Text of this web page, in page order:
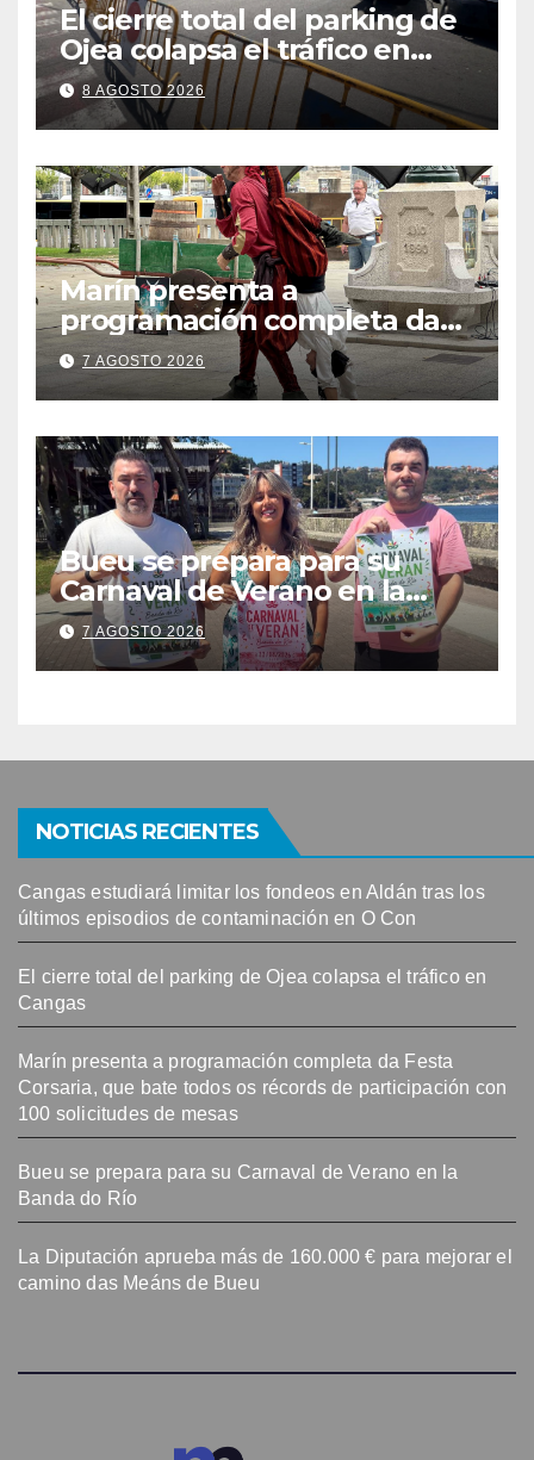
El cierre total del parking de
Ojea colapsa el tráfico en
Cangas
8 AGOSTO 2026
Marín presenta a
programación completa da
Festa Corsaria, que bate
todos os récords de
participación con 100
solicitudes de mesas
7 AGOSTO 2026
Bueu se prepara para su
Carnaval de Verano en la
Banda do Río
7 AGOSTO 2026
NOTICIAS RECIENTES
Cangas estudiará limitar los fondeos en Aldán tras los
últimos episodios de contaminación en O Con
El cierre total del parking de Ojea colapsa el tráfico en
Cangas
Marín presenta a programación completa da Festa
Corsaria, que bate todos os récords de participación con
100 solicitudes de mesas
Bueu se prepara para su Carnaval de Verano en la
Banda do Río
La Diputación aprueba más de 160.000 € para mejorar el
camino das Meáns de Bueu